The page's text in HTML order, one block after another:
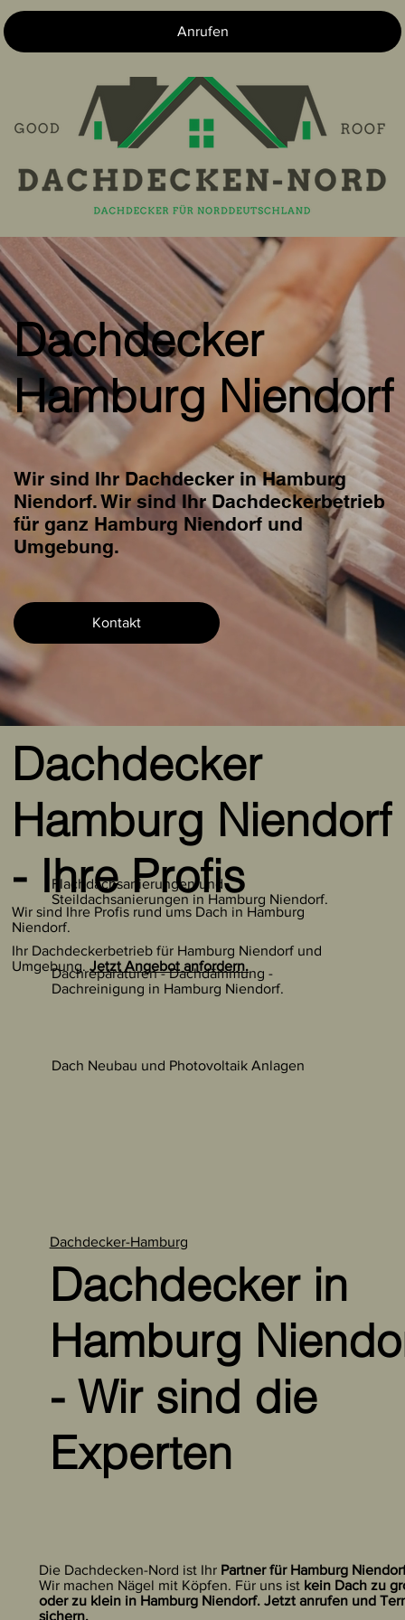
Anrufen
Dachdecker
Hamburg Niendorf
Wir sind Ihr Dachdecker in Hamburg
Niendorf. Wir sind Ihr Dachdeckerbetrieb
für ganz Hamburg Niendorf und
Umgebung.
Kontakt
Flachdachsanierungen und
Steildachsanierungen in Hamburg Niendorf.
Dach Neubau und Photovoltaik Anlagen
Dachreparaturen - Dachdämmung -
Dachreinigung in Hamburg Niendorf.
Dachdecker
Hamburg Niendorf
- Ihre Profis
Wir sind Ihre Profis rund ums Dach in Hamburg
Niendorf.
Ihr Dachdeckerbetrieb für Hamburg Niendorf und
Umgebung.Jetzt Angebot anfordern.
Dachdecker-Hamburg
Dachdecker in
Hamburg
- Wir sind die
Experten
Die Dachdecken-Nord ist Ihr Partner für Hamburg
Wir machen Nägel mit Köpfen. Für uns ist kein Dach zu
oder zu klein in Hamburg Niendorf. Jetzt anrufen und
sichern.